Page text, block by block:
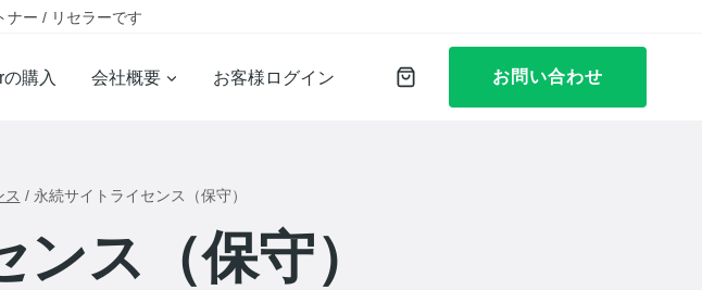
ナー / リセラーです
購入 会社概要 お客様ログイン お問い合わせ
ス / 永続サイトライセンス（保守）
ス（保守）